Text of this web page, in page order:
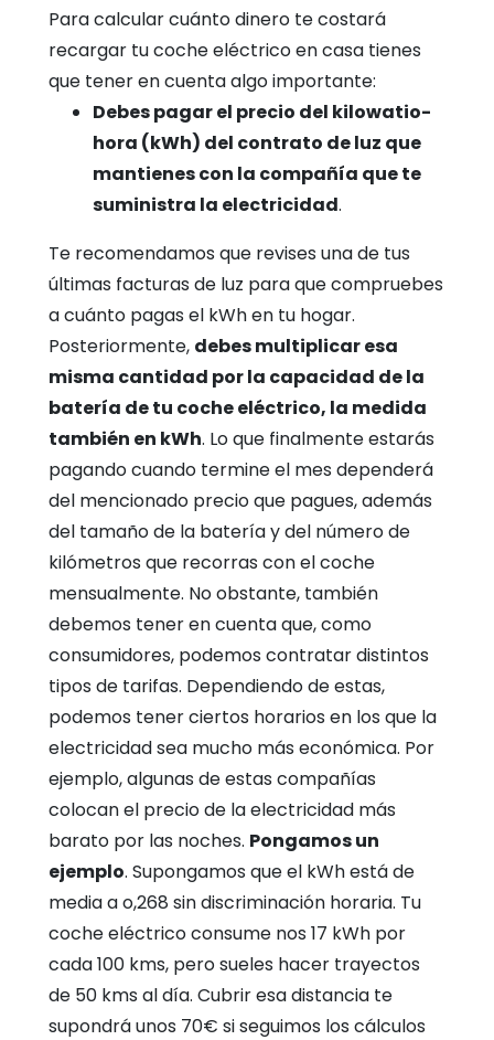
Para calcular cuánto dinero te costará
recargar tu coche eléctrico en casa tienes
que tener en cuenta algo importante:
Debes pagar el precio del kilowatio-
hora (kWh) del contrato de luz que
mantienes con la compañía que te
suministra la electricidad.
Te recomendamos que revises una de tus
últimas facturas de luz para que compruebes
a cuánto pagas el kWh en tu hogar.
Posteriormente, debes multiplicar esa
misma cantidad por la capacidad de la
batería de tu coche eléctrico, la medida
también en kWh. Lo que finalmente estarás
pagando cuando termine el mes dependerá
del mencionado precio que pagues, además
del tamaño de la batería y del número de
kilómetros que recorras con el coche
mensualmente. No obstante, también
debemos tener en cuenta que, como
consumidores, podemos contratar distintos
tipos de tarifas. Dependiendo de estas,
podemos tener ciertos horarios en los que la
electricidad sea mucho más económica. Por
ejemplo, algunas de estas compañías
colocan el precio de la electricidad más
barato por las noches. Pongamos un
ejemplo. Supongamos que el kWh está de
media a o,268 sin discriminación horaria. Tu
coche eléctrico consume nos 17 kWh por
cada 100 kms, pero sueles hacer trayectos
de 50 kms al día. Cubrir esa distancia te
supondrá unos 70€ si seguimos los cálculos